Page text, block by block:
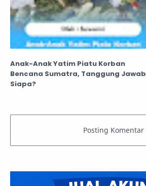
Anak-Anak Yatim Piatu Korban
Bencana Sumatra, Tanggung Jawab
Siapa?